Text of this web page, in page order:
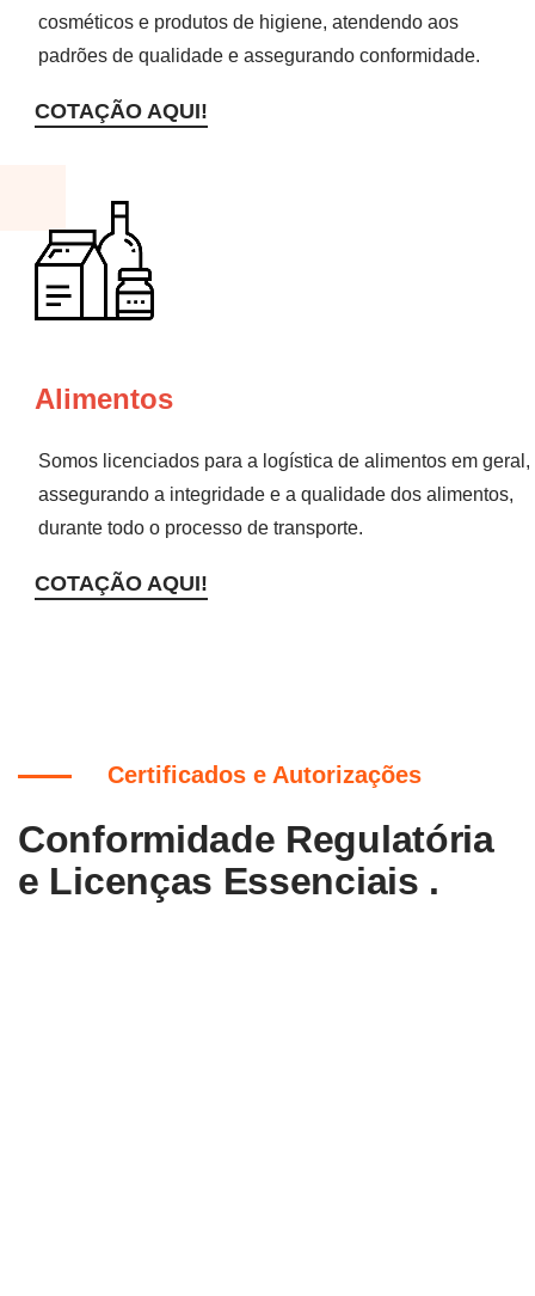
cosméticos e produtos de higiene, atendendo aos
padrões de qualidade e assegurando conformidade.
COTAÇÃO AQUI!
Alimentos
Somos licenciados para a logística de alimentos em geral,
assegurando a integridade e a qualidade dos alimentos,
durante todo o processo de transporte.
COTAÇÃO AQUI!
Certificados e Autorizações
Conformidade Regulatória
e Licenças Essenciais .